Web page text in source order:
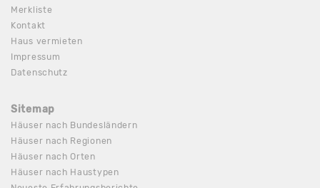
Merkliste
Kontakt
Haus vermieten
Impressum
Datenschutz
Sitemap
Häuser nach Bundesländern
Häuser nach Regionen
Häuser nach Orten
Häuser nach Haustypen